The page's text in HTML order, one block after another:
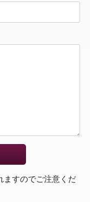
ますのでご注意くだ